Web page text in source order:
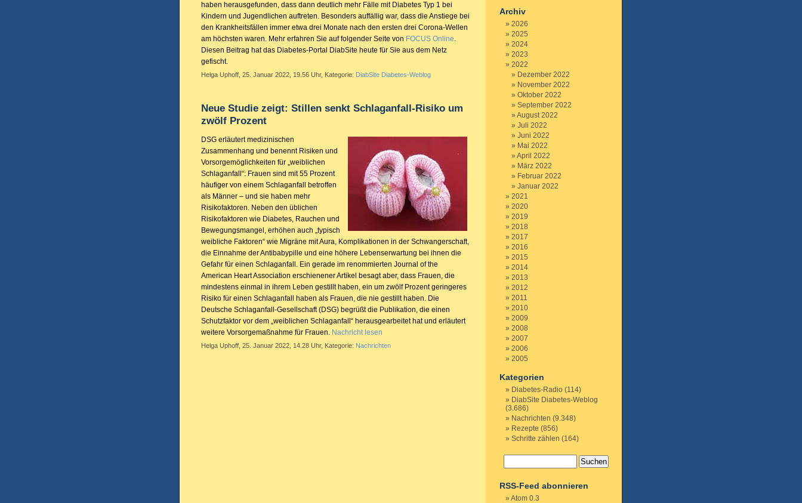
haben herausgefunden, dass dann deutlich mehr Fälle mit Diabetes Typ 1 bei
Kindern und Jugendlichen auftreten. Besonders auffällig war, dass die Anstiege bei
den Krankheitsfällen immer etwa drei Monate nach den ersten drei Corona-Wellen
am höchsten waren. Mehr erfahren Sie auf folgender Seite von FOCUS Online.
Diesen Beitrag hat das Diabetes-Portal DiabSite heute für Sie aus dem Netz
gefischt.
Helga Uphoff, 25. Januar 2022, 19.56 Uhr, Kategorie: DiabSite Diabetes-Weblog
Neue Studie zeigt: Stillen senkt Schlaganfall-Risiko um
zwölf Prozent
DSG erläutert medizinischen
Zusammenhang und benennt Risiken und
Vorsorgemöglichkeiten für „weiblichen
Schlaganfall“: Frauen sind mit 55 Prozent
häufiger von einem Schlaganfall betroffen
als Männer – und sie haben mehr
Risikofaktoren. Neben den üblichen
Risikofaktoren wie Diabetes, Rauchen und
Bewegungsmangel, erhöhen auch „typisch
weibliche Faktoren“ wie Migräne mit Aura, Komplikationen in der Schwangerschaft,
die Einnahme der Antibabypille und eine höhere Lebenserwartung bei ihnen die
Gefahr für einen Schlaganfall. Ein gerade im renommierten Journal of the
American Heart Association erschienener Artikel besagt aber, dass Frauen, die
mindestens einmal in ihrem Leben gestillt haben, ein um zwölf Prozent geringeres
Risiko für einen Schlaganfall haben als Frauen, die nie gestillt haben. Die
Deutsche Schlaganfall-Gesellschaft (DSG) begrüßt die Publikation, die einen
Schutzfaktor vor dem „weiblichen Schlaganfall“ herausgearbeitet hat und erläutert
weitere Vorsorgemaßnahme für Frauen. Nachricht lesen
Helga Uphoff, 25. Januar 2022, 14.28 Uhr, Kategorie: Nachrichten
Archiv
2026
2025
2024
2023
2022
Dezember 2022
November 2022
Oktober 2022
September 2022
August 2022
Juli 2022
Juni 2022
Mai 2022
April 2022
März 2022
Februar 2022
Januar 2022
2021
2020
2019
2018
2017
2016
2015
2014
2013
2012
2011
2010
2009
2008
2007
2006
2005
Kategorien
Diabetes-Radio (114)
DiabSite Diabetes-Weblog
(3.686)
Nachrichten (9.348)
Rezepte (856)
Schritte zählen (164)
RSS-Feed abonnieren
Atom 0.3